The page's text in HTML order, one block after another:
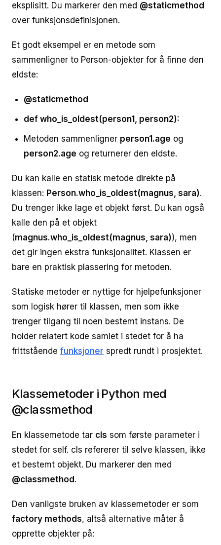
eksplisitt. Du markerer den med @staticmethod
over funksjonsdefinisjonen.
Et godt eksempel er en metode som
sammenligner to Person-objekter for å finne den
eldste:
@staticmethod
def who_is_oldest(person1, person2):
Metoden sammenligner person1.age og
person2.age og returnerer den eldste.
Du kan kalle en statisk metode direkte på
klassen: Person.who_is_oldest(magnus, sara).
Du trenger ikke lage et objekt først. Du kan også
kalle den på et objekt
(magnus.who_is_oldest(magnus, sara)), men
det gir ingen ekstra funksjonalitet. Klassen er
bare en praktisk plassering for metoden.
Statiske metoder er nyttige for hjelpefunksjoner
som logisk hører til klassen, men som ikke
trenger tilgang til noen bestemt instans. De
holder relatert kode samlet i stedet for å ha
frittstående funksjoner spredt rundt i prosjektet.
Klassemetoder i Python med
@classmethod
En klassemetode tar cls som første parameter i
stedet for self. cls refererer til selve klassen, ikke
et bestemt objekt. Du markerer den med
@classmethod .
Den vanligste bruken av klassemetoder er som
factory methods, altså alternative måter å
opprette objekter på: